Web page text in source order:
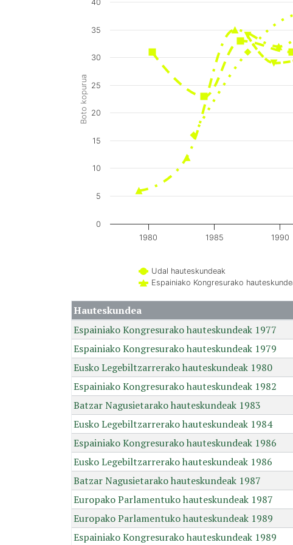
Boto kopurua
Udal hauteskundeak
Espainiako Kongresurako
1980 1985 1990
0
5
10
15
20
25
30
35
40
Hauteskundea
Espainiako Kongresurako hauteskundeak 1977
Espainiako Kongresurako hauteskundeak 1979
Eusko Legebiltzarrerako hauteskundeak 1980
Espainiako Kongresurako hauteskundeak 1982
Batzar Nagusietarako hauteskundeak 1983
Eusko Legebiltzarrerako hauteskundeak 1984
Espainiako Kongresurako hauteskundeak 1986
Eusko Legebiltzarrerako hauteskundeak 1986
Batzar Nagusietarako hauteskundeak 1987
Europako Parlamentuko hauteskundeak 1987
Europako Parlamentuko hauteskundeak 1989
Espainiako Kongresurako hauteskundeak 1989